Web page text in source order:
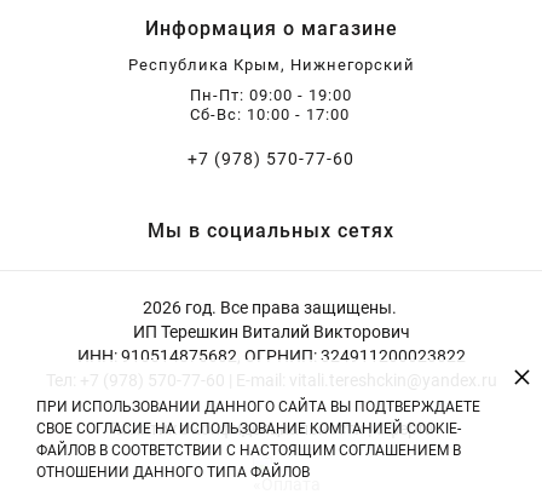
Информация о магазине
Республика Крым, Нижнегорский
Пн-Пт: 09:00 - 19:00
Сб-Вс: 10:00 - 17:00
+7 (978) 570-77-60
Мы в социальных сетях
2026 год. Все права защищены.
ИП Терешкин Виталий Викторович
ИНН: 910514875682, ОГРНИП: 324911200023822
Политика конфиденциальности|Оферта
ПРИ ИСПОЛЬЗОВАНИИ ДАННОГО САЙТА ВЫ ПОДТВЕРЖДАЕТЕ
СВОЕ СОГЛАСИЕ НА ИСПОЛЬЗОВАНИЕ КОМПАНИЕЙ COOKIE-
ФАЙЛОВ В СООТВЕТСТВИИ С НАСТОЯЩИМ СОГЛАШЕНИЕМ В
ОТНОШЕНИИ ДАННОГО ТИПА ФАЙЛОВ
×